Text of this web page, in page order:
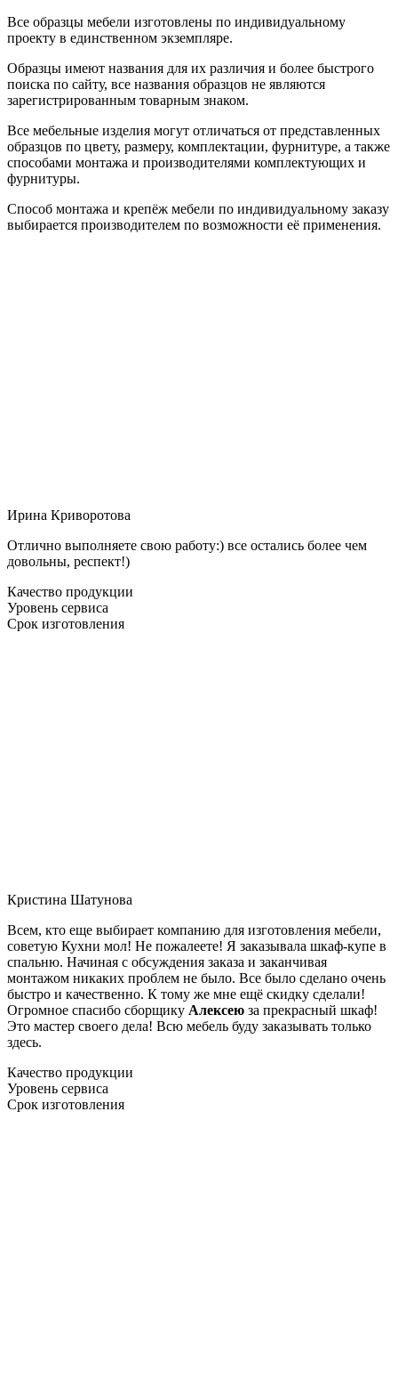
Все образцы мебели изготовлены по индивидуальному
проекту в единственном экземпляре.
Образцы имеют названия для их различия и более быстрого
поиска по сайту, все названия образцов не являются
зарегистрированным товарным знаком.
Все мебельные изделия могут отличаться от представленных
образцов по цвету, размеру, комплектации, фурнитуре, а также
способами монтажа и производителями комплектующих и
фурнитуры.
Способ монтажа и крепёж мебели по индивидуальному заказу
выбирается производителем по возможности её применения.
Ирина Криворотова
Отлично выполняете свою работу:) все остались более чем
довольны, респект!)
Качество продукции
Уровень сервиса
Срок изготовления
Кристина Шатунова
Всем, кто еще выбирает компанию для изготовления мебели,
советую Кухни мол! Не пожалеете! Я заказывала шкаф-купе в
спальню. Начиная с обсуждения заказа и заканчивая
монтажом никаких проблем не было. Все было сделано очень
быстро и качественно. К тому же мне ещё скидку сделали!
Огромное спасибо сборщику Алексею за прекрасный шкаф!
Это мастер своего дела! Всю мебель буду заказывать только
здесь.
Качество продукции
Уровень сервиса
Срок изготовления